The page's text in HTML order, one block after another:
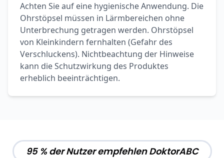
Achten Sie auf eine hygienische Anwendung. Die
Ohrstöpsel müssen in Lärmbereichen ohne
Unterbrechung getragen werden. Ohrstöpsel
von Kleinkindern fernhalten (Gefahr des
Verschluckens). Nichtbeachtung der Hinweise
kann die Schutzwirkung des Produktes
erheblich beeinträchtigen.
95 % der Nutzer empfehlen DoktorABC